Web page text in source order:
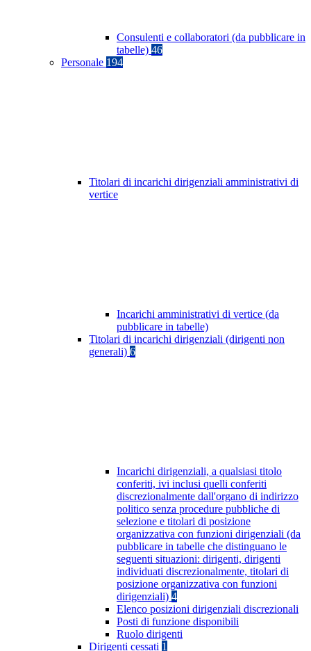
Consulenti e collaboratori (da pubblicare in
tabelle) 46
Personale 194
Titolari di incarichi dirigenziali amministrativi di
vertice
Incarichi amministrativi di vertice (da
pubblicare in tabelle)
Titolari di incarichi dirigenziali (dirigenti non
generali) 6
Incarichi dirigenziali, a qualsiasi titolo
conferiti, ivi inclusi quelli conferiti
discrezionalmente dall'organo di indirizzo
politico senza procedure pubbliche di
selezione e titolari di posizione
organizzativa con funzioni dirigenziali (da
pubblicare in tabelle che distinguano le
seguenti situazioni: dirigenti, dirigenti
individuati discrezionalmente, titolari di
posizione organizzativa con funzioni
dirigenziali) 4
Elenco posizioni dirigenziali discrezionali
Posti di funzione disponibili
Ruolo dirigenti
Dirigenti cessati 1